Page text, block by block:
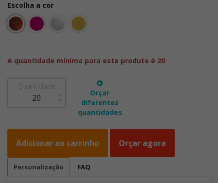
Escolha a cor
A quantidade mínima para este produto é 20
Quantidade
Orçar
diferentes
quantidades
Adicionar ao carrinho Orçar agora
Personalização FAQ